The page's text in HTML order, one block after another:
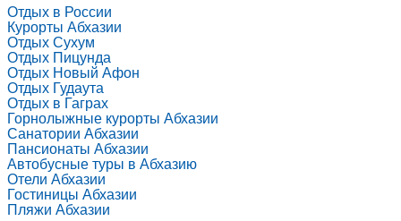
Отдых в России
Курорты Абхазии
Отдых Сухум
Отдых Пицунда
Отдых Новый Афон
Отдых Гудаута
Отдых в Гаграх
Горнолыжные курорты Абхазии
Санатории Абхазии
Пансионаты Абхазии
Автобусные туры в Абхазию
Отели Абхазии
Гостиницы Абхазии
Пляжи Абхазии